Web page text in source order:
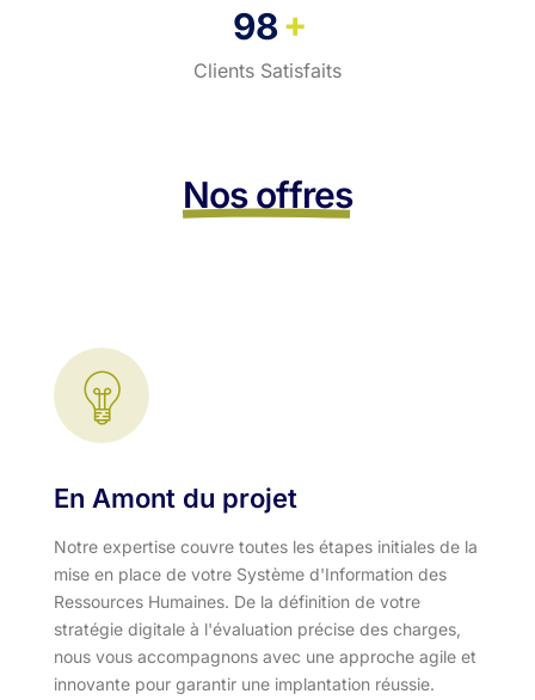
98+
Clients Satisfaits
Nos offres
En Amont du projet
Notre expertise couvre toutes les étapes initiales de la
mise en place de votre Système d'Information des
Ressources Humaines. De la définition de votre
stratégie digitale à l'évaluation précise des charges,
nous vous accompagnons avec une approche agile et
innovante pour garantir une implantation réussie.